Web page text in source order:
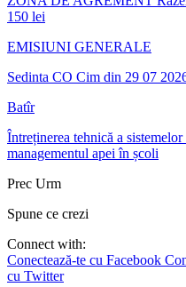
150 lei
EMISIUNI GENERALE
Sedinta CO Cim din 29 07
Batîr
Întreținerea tehnică a
managementul apei în școli
Prec Urm
Spune ce crezi
Connect with:
Conectează-te cu Facebook
cu Twitter